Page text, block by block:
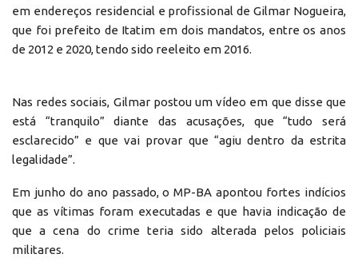
em endereços residencial e profissional de Gilmar Nogueira,
que foi prefeito de Itatim em dois mandatos, entre os anos
de 2012 e 2020, tendo sido reeleito em 2016.
Nas redes sociais, Gilmar postou um vídeo em que disse que
está “tranquilo” diante das acusações, que “tudo será
esclarecido” e que vai provar que “agiu dentro da estrita
legalidade”.
Em junho do ano passado, o MP-BA apontou fortes indícios
que as vítimas foram executadas e que havia indicação de
que a cena do crime teria sido alterada pelos policiais
militares.